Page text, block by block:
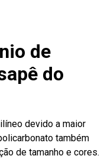
de
do
devido a maior
também
de tamanho e cores.